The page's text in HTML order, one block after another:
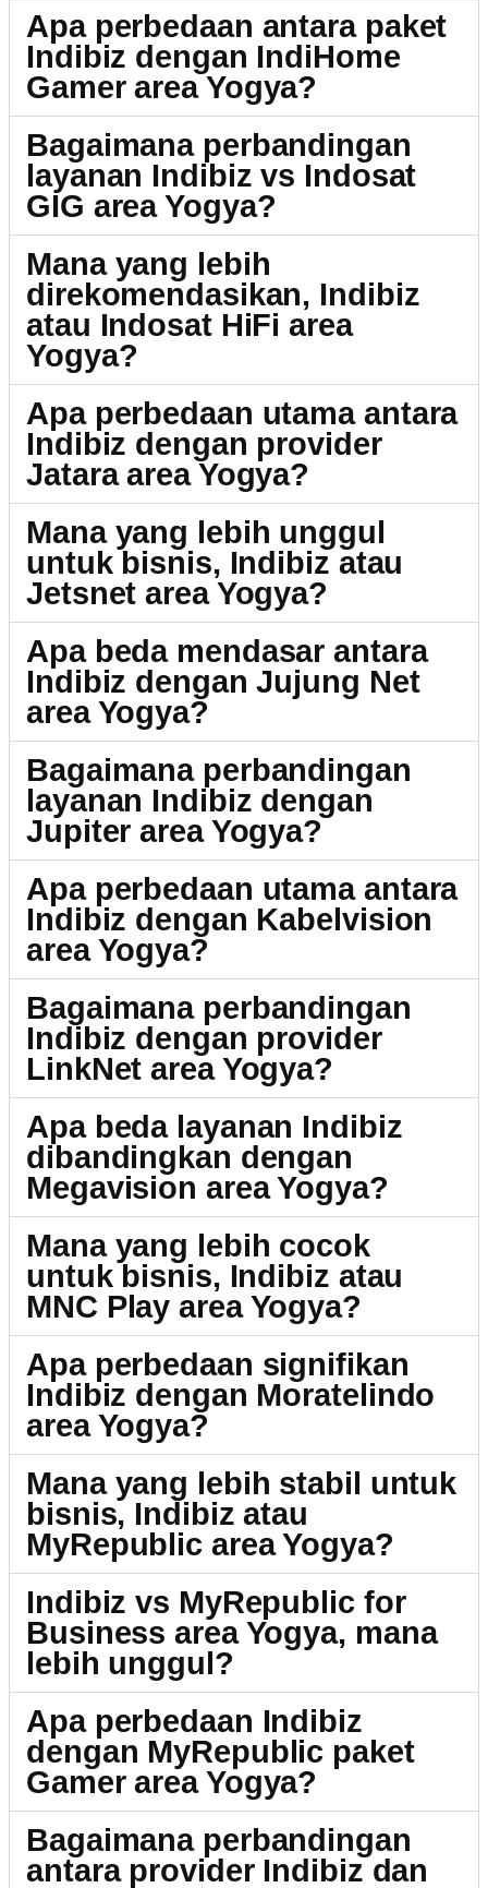
Apa perbedaan antara paket
Indibiz dengan IndiHome
Gamer area Yogya?
Bagaimana perbandingan
layanan Indibiz vs Indosat
GIG area Yogya?
Mana yang lebih
direkomendasikan, Indibiz
atau Indosat HiFi area
Yogya?
Apa perbedaan utama antara
Indibiz dengan provider
Jatara area Yogya?
Mana yang lebih unggul
untuk bisnis, Indibiz atau
Jetsnet area Yogya?
Apa beda mendasar antara
Indibiz dengan Jujung Net
area Yogya?
Bagaimana perbandingan
layanan Indibiz dengan
Jupiter area Yogya?
Apa perbedaan utama antara
Indibiz dengan Kabelvision
area Yogya?
Bagaimana perbandingan
Indibiz dengan provider
LinkNet area Yogya?
Apa beda layanan Indibiz
dibandingkan dengan
Megavision area Yogya?
Mana yang lebih cocok
untuk bisnis, Indibiz atau
MNC Play area Yogya?
Apa perbedaan signifikan
Indibiz dengan Moratelindo
area Yogya?
Mana yang lebih stabil untuk
bisnis, Indibiz atau
MyRepublic area Yogya?
Indibiz vs MyRepublic for
Business area Yogya, mana
lebih unggul?
Apa perbedaan Indibiz
dengan MyRepublic paket
Gamer area Yogya?
Bagaimana perbandingan
antara provider Indibiz dan